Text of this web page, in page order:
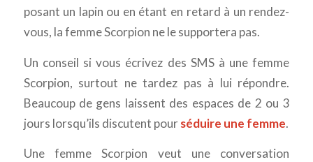
posant un lapin ou en étant en retard à un rendez-
vous, la femme Scorpion ne le supportera pas.
Un conseil si vous écrivez des SMS à une femme
Scorpion, surtout ne tardez pas à lui répondre.
Beaucoup de gens laissent des espaces de 2 ou 3
jours lorsqu’ils discutent pourséduire une femme.
Une femme Scorpion veut une conversation